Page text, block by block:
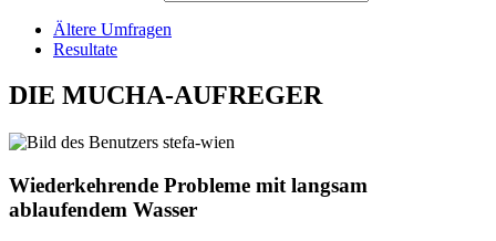
Ältere Umfragen
Resultate
DIE MUCHA-AUFREGER
Wiederkehrende Probleme mit langsam
ablaufendem Wasser